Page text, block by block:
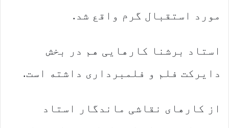
مورد استقبال گرم واقع شد.
استاد برشنا کارهایی هم در بخش
دایرکت فلم و فلمبرداری داشته است.
از کارهای نقاشی ماندگار استاد